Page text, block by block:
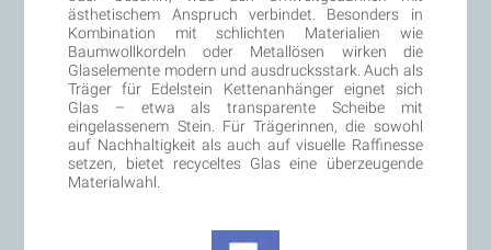
ästhetischem Anspruch verbindet. Besonders in
Kombination mit schlichten Materialien wie
Baumwollkordeln oder Metallösen wirken die
Glaselemente modern und ausdrucksstark. Auch als
Träger für Edelstein Kettenanhänger eignet sich
Glas – etwa als transparente Scheibe mit
eingelassenem Stein. Für Trägerinnen, die sowohl
auf Nachhaltigkeit als auch auf visuelle Raffinesse
setzen, bietet recyceltes Glas eine überzeugende
Materialwahl.